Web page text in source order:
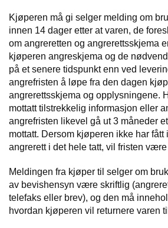
Kjøperen må gi selger melding om
innen 14 dager etter at varen, de
om angreretten og angrerettsskjema
kjøperen angreskjema og de
på et senere tidspunkt enn ved
angrefristen å løpe fra den dagen
angrerettsskjema og opplysningene.
mottatt tilstrekkelig informasjon eller
angrefristen likevel gå ut 3 måneder
mottatt. Dersom kjøperen ikke har fått
angrerett i det hele tatt, vil fristen være
Meldingen fra kjøper til selger om
av bevishensyn være skriftlig
telefaks eller brev), og den må
hvordan kjøperen vil returnere varen